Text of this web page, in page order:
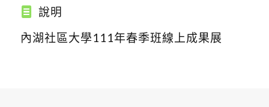
說明
內湖社區大學111年春季班線上成果展